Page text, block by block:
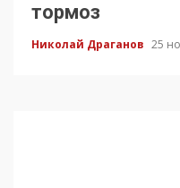
тормоз
Николай Драганов 25